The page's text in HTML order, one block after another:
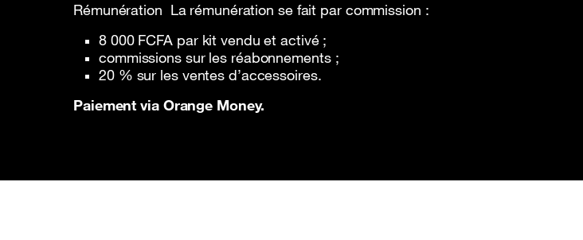
Rémunération La rémunération se fait par commission :
8 000 FCFA par kit vendu et activé ;
commissions sur les réabonnements ;
20 % sur les ventes d’accessoires.
Paiement via Orange Money.